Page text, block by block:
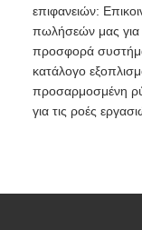
επιφανειών:
πωλήσεών μας για
προσφορά
κατάλογο
προσαρμοσμένη
για τις ροές